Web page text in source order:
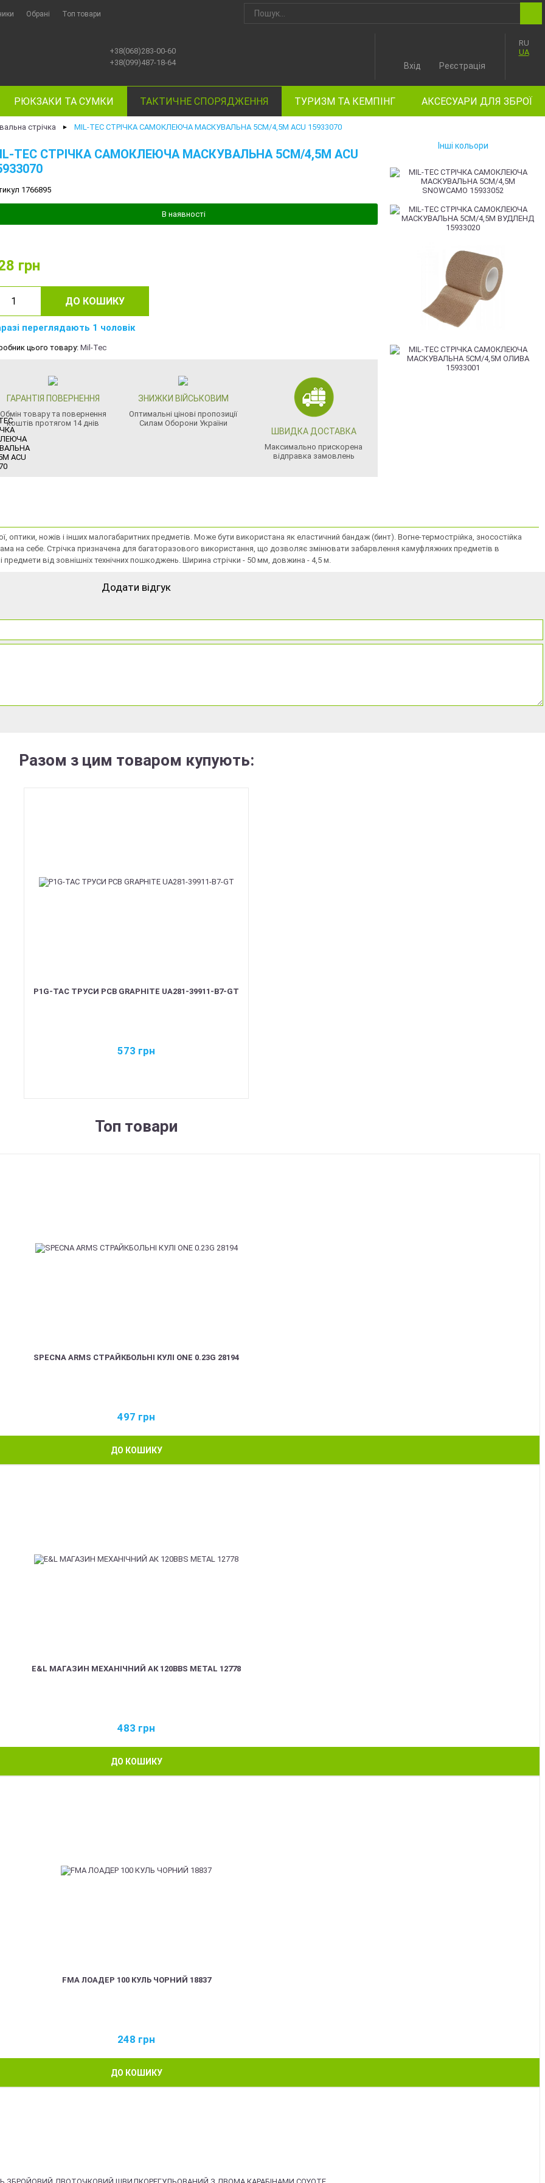
Обрані Топ товари
+38(068)283-00-60
+38(099)487-18-64
RU
UA
Вхід Реєстрація
РЮКЗАКИ ТА СУМКИ ТАКТИЧНЕ СПОРЯДЖЕННЯ ТУРИЗМ ТА КЕМПІНГ АКСЕСУАРИ ДЛЯ ЗБРОЇ
стрічка ► MIL-TEC СТРІЧКА САМОКЛЕЮЧА МАСКУВАЛЬНА 5СМ/4,5М ACU 15933070
TEC СТРІЧКА САМОКЛЕЮЧА МАСКУВАЛЬНА 5СМ/4,5М ACU
1766895
В наявності
грн
ДО КОШИКУ
переглядають 1 чоловік
цього товару: Mil-Tec
ГАРАНТІЯ ПОВЕРНЕННЯ
Обмін товару та повернення
коштів протягом 14 днів
ЗНИЖКИ ВІЙСЬКОВИМ
Оптимальні цінові пропозиції
Силам Оборони України
ШВИДКА ДОСТАВКА
Максимально прискорена
відправка замовлень
Інші кольори
ножів і інших малогабаритних предметів. Може бути використана як еластичний бандаж (бинт). Вогне-термострійка, зносостійка
на себе. Стрічка призначена для багаторазового використання, що дозволяє змінювати забарвлення камуфляжних предметів в
предмети від зовнішніх технічних пошкоджень. Ширина стрічки - 50 мм, довжина - 4,5 м.
Додати відгук
Разом з цим товаром купують:
P1G-TAC ТРУСИ PCB GRAPHITE UA281-39911-B7-GT
573 грн
Топ товари
SPECNA ARMS СТРАЙКБОЛЬНІ КУЛІ ONE 0.23G 28194
497 грн
ДО КОШИКУ
E&L МАГАЗИН МЕХАНІЧНИЙ АК 120BBS METAL 12778
483 грн
ДО КОШИКУ
FMA ЛОАДЕР 100 КУЛЬ ЧОРНИЙ 18837
248 грн
ДО КОШИКУ